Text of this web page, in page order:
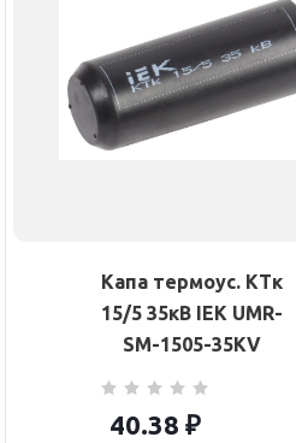
Капа термоус. КТк
15/5 35кВ IEK UMR-
SM-1505-35KV
40.38 ₽